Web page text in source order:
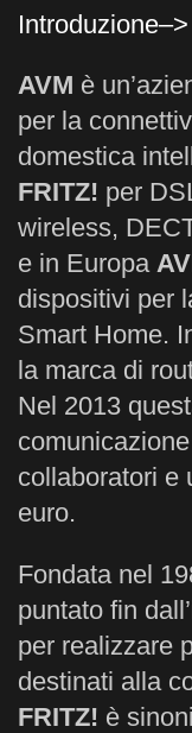
Introduzione–>
AVM è
per la
domestica
FRITZ! per
wireless,
e in Europa
dispositivi per
Smart Home.
la marca di
Nel 2013
collaboratori e
euro.
Fondata nel
puntato fin
per realizzare
destinati alla
FRITZ! è